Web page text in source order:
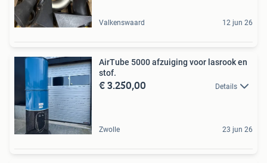
Valkenswaard 12 jun 26
AirTube 5000 afzuiging voor lasrook en
stof.
€ 3.250,00 Details
Zwolle 23 jun 26